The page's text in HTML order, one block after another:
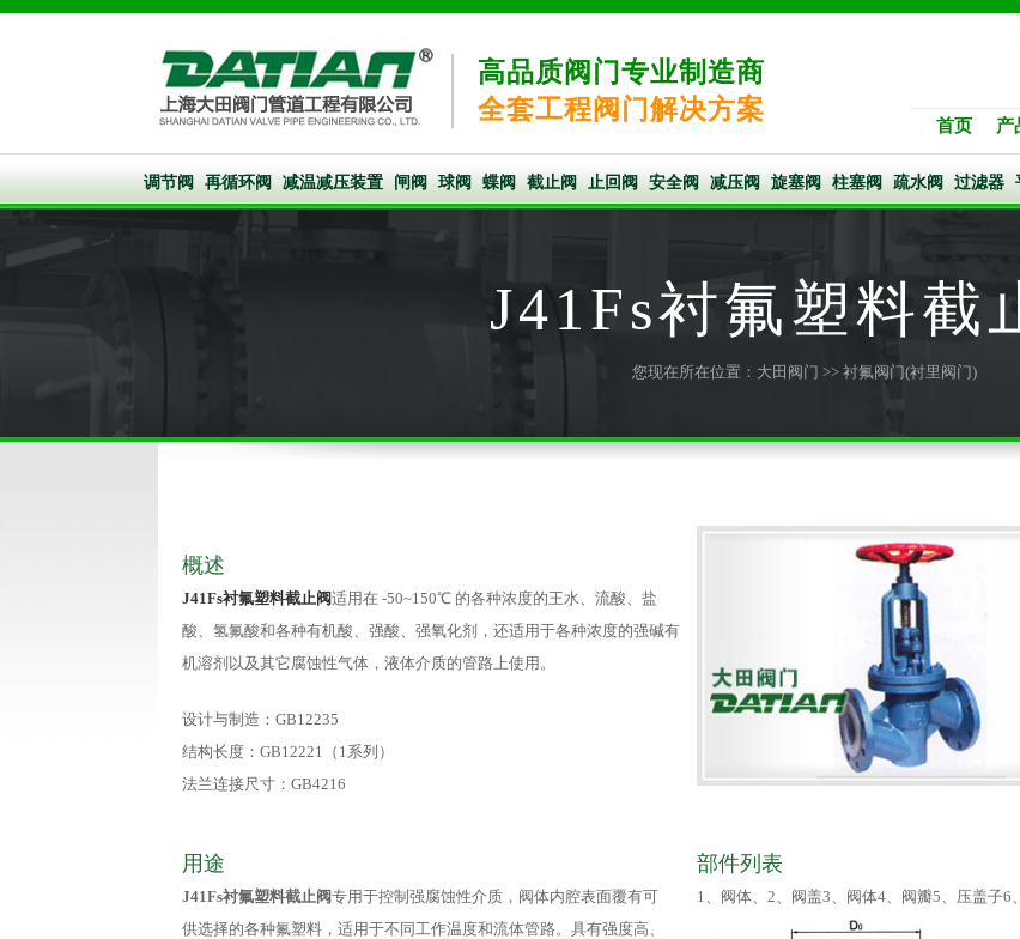
高品质阀门专业制造商
全套工程阀门解决方案
首页 产
调节阀 再循环阀 减温减压装置 闸阀 球阀 蝶阀 截止阀 止回阀 安全阀 减压阀 旋塞阀 柱塞阀 疏水阀 过滤器
J41Fs衬氟塑料截
您现在所在位置： 大田阀门 >> 衬氟阀门(衬里阀门)
概述
J41Fs衬氟塑料截止阀适用在 -50~150℃ 的各种浓度的王水、流酸、盐
酸、氢氟酸和各种有机酸、强酸、强氧化剂，还适用于各种浓度的强碱有
机溶剂以及其它腐蚀性气体，液体介质的管路上使用。
设计与制造：GB12235
结构长度：GB12221（1系列）
法兰连接尺寸：GB4216
部件列表
1、阀体、2、阀盖3、阀体4、阀瓣5、压盖子6
用途
J41Fs衬氟塑料截止阀专用于控制强腐蚀性介质，阀体内腔表面覆有可
供选择的各种氟塑料，适用于不同工作温度和流体管路。具有强度高、